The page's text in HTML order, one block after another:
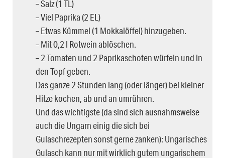
– Salz (1 TL)
– Viel Paprika (2 EL)
– Etwas Kümmel (1 Mokkalöffel) hinzugeben.
– Mit 0,2 l Rotwein ablöschen.
– 2 Tomaten und 2 Paprikaschoten würfeln und in
den Topf geben.
Das ganze 2 Stunden lang (oder länger) bei kleiner
Hitze kochen, ab und an umrühren.
Und das wichtigste (da sind sich ausnahmsweise
auch die Ungarn einig die sich bei
Gulaschrezepten sonst gerne zanken): Ungarisches
Gulasch kann nur mit wirklich gutem ungarischem